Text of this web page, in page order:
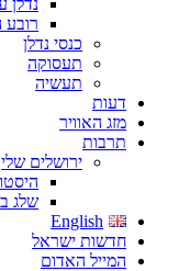
נדלן
רובע
כנסי נדלן
תעסוקה
תעשיה
דעות
מזג האוויר
תרבות
ירושלים שלי
שלג
English
חדשות ישראל
המייל האדום